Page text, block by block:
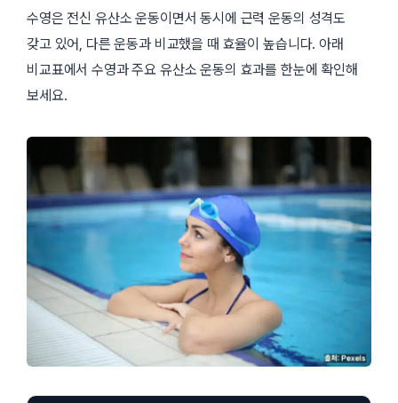
수영은 전신 유산소 운동이면서 동시에 근력 운동의 성격도
갖고 있어, 다른 운동과 비교했을 때 효율이 높습니다. 아래
비교표에서 수영과 주요 유산소 운동의 효과를 한눈에 확인해
보세요.